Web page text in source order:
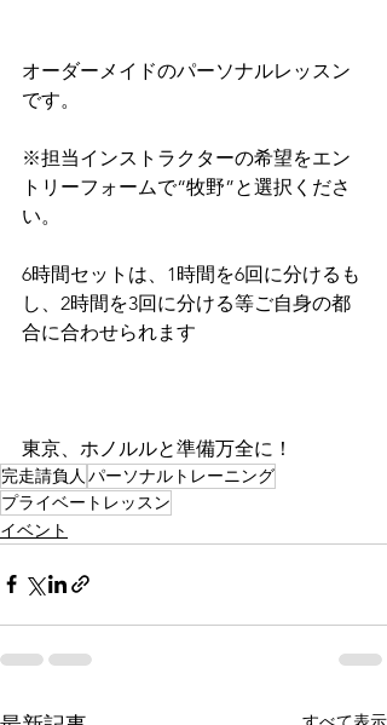
オーダーメイドのパーソナルレッスン
です。
※担当インストラクターの希望をエン
トリーフォームで“牧野”と選択くださ
い。
6時間セットは、1時間を6回に分けるも
し、2時間を3回に分ける等ご自身の都
合に合わせられます
東京、ホノルルと準備万全に！
完走請負人 パーソナルトレーニング
プライベートレッスン
イベント